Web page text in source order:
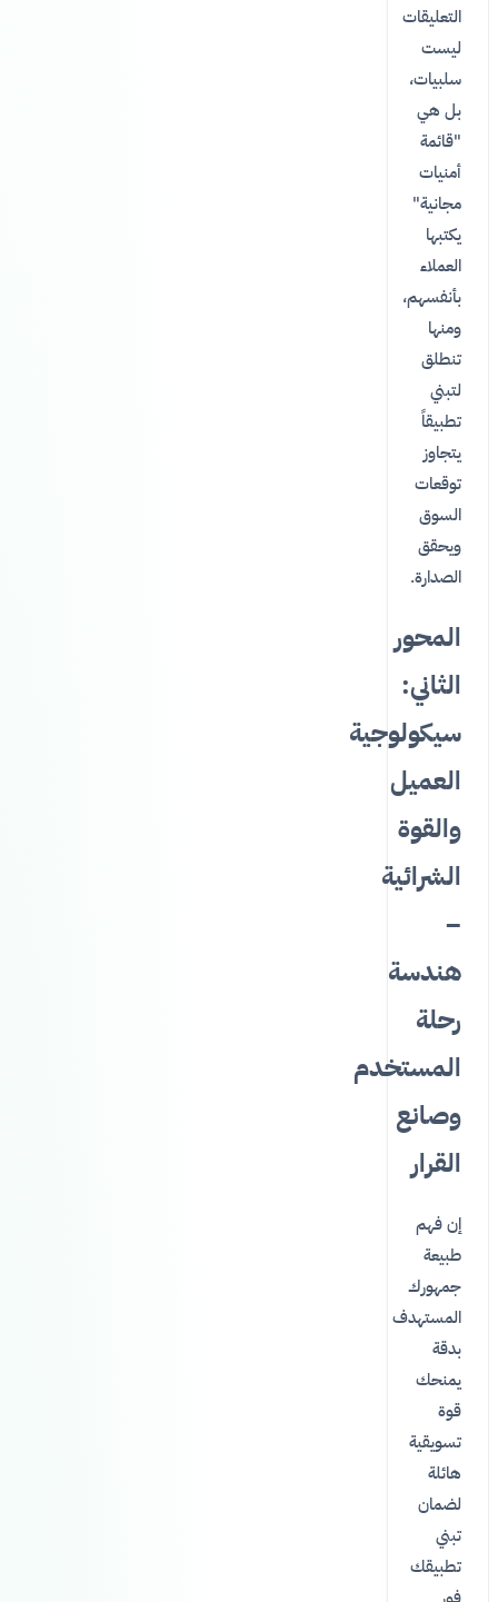
التعليقات
ليست
سلبيات،
بل هي
"قائمة
أمنيات
مجانية"
يكتبها
العملاء
بأنفسهم،
ومنها
تنطلق
لتبني
تطبيقاً
يتجاوز
توقعات
السوق
ويحقق
الصدارة.
المحور
الثاني:
سيكولوجية
العميل
والقوة
الشرائية
–
هندسة
رحلة
المستخدم
وصانع
القرار
إن فهم
طبيعة
جمهورك
المستهدف
بدقة
يمنحك
قوة
تسويقية
هائلة
لضمان
تبني
تطبيقك